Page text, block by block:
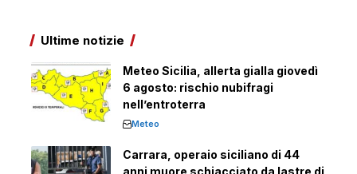
Ultime notizie
Meteo Sicilia, allerta gialla giovedì
6 agosto: rischio nubifragi
nell’entroterra
Meteo
Carrara, operaio siciliano di 44
anni muore schiacciato da lastre di